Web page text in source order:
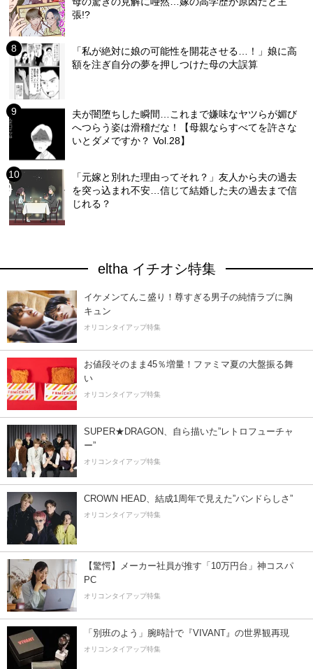
張!?
「私が絶対に娘の可能性を開花させる…！」娘に高
額を注ぎ自分の夢を押しつけた母の大誤算
夫が闇堕ちした瞬間…これまで嫌味なヤツらが媚び
へつらう姿は滑稽だな！【母親ならすべてを許さな
いとダメですか？ Vol.28】
「元嫁と別れた理由ってそれ？」友人から夫の過去
を突っ込まれ不安…信じて結婚した夫の過去まで信
じれる？
eltha イチオシ特集
イケメンてんこ盛り！尊すぎる男子の純情ラブに胸
キュン
オリコンタイアップ特集
お値段そのまま45％増量！ファミマ夏の大盤振る舞
い
オリコンタイアップ特集
SUPER★DRAGON、自ら描いた”レトロフューチャ
ー”
オリコンタイアップ特集
CROWN HEAD、結成1周年で見えた”バンドらしさ”
オリコンタイアップ特集
【驚愕】メーカー社員が推す「10万円台」神コスパ
PC
オリコンタイアップ特集
「別班のよう」腕時計で『VIVANT』の世界観再現
オリコンタイアップ特集